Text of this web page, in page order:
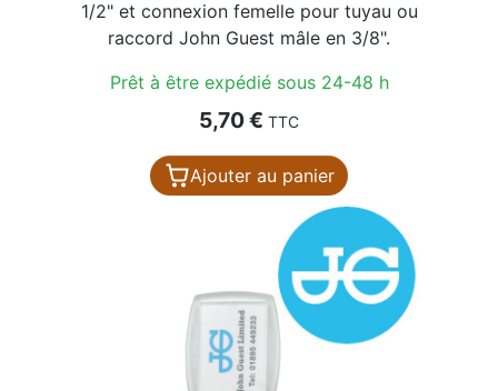
1/2" et connexion femelle pour tuyau ou
raccord John Guest mâle en 3/8".
Prêt à être expédié sous 24-48 h
Prix
5,70 € TTC
Ajouter au panier